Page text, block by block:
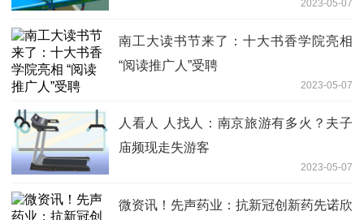
2023-05-07
南工大读书节来了：十大书香学院亮相
“阅读推广人”受聘
2023-05-07
人看人 人找人：南京旅游有多火？夫子
庙频现走失游客
2023-05-07
微资讯！先声药业：抗新冠创新药先诺欣